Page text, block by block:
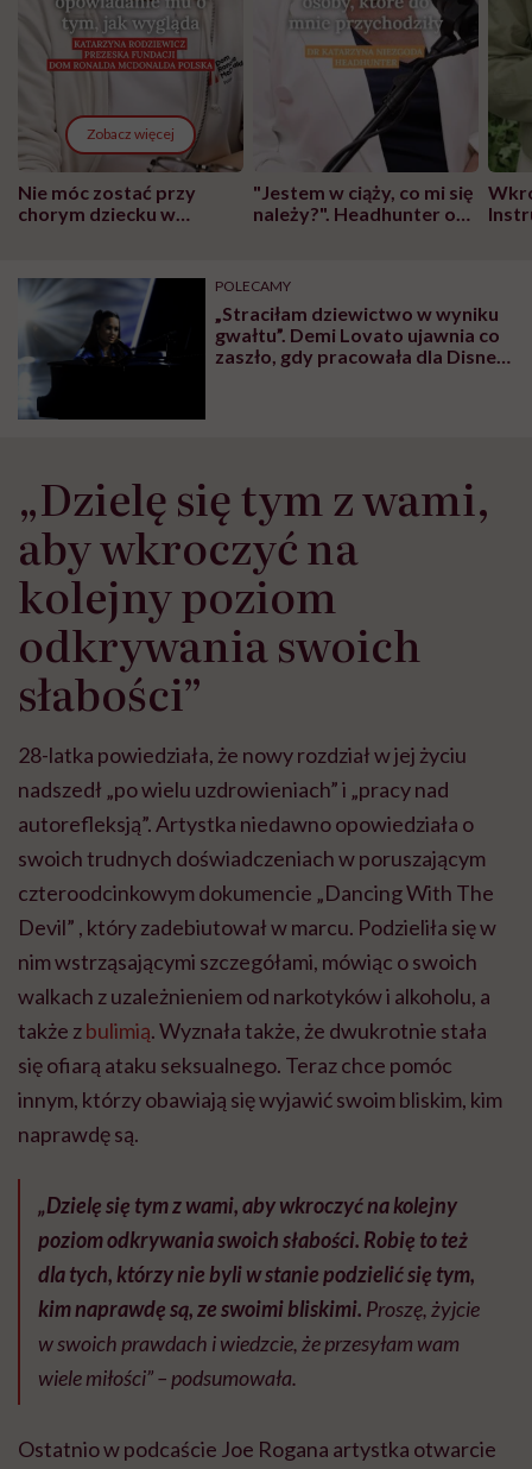
Zobacz więcej
Nie móc zostać przy
chorym dziecku w
może chyba tylko
głupota i brak
wyobraźni"
"Jestem w ciąży, co mi się
należy?". Headhunter o
pracy
POLECAMY
„Straciłam dziewictwo w wyniku
gwałtu”. Demi Lovato ujawnia co
zaszło, gdy pracowała dla Disney
„Dzielę się tym z wami,
aby wkroczyć na
kolejny poziom
odkrywania swoich
słabości”
28-latka powiedziała, że nowy rozdział w jej życiu
nadszedł „po wielu uzdrowieniach” i „pracy nad
autorefleksją”. Artystka niedawno opowiedziała o
swoich trudnych doświadczeniach w poruszającym
czteroodcinkowym dokumencie „Dancing With The
Devil” , który zadebiutował w marcu. Podzieliła się w
nim wstrząsającymi szczegółami, mówiąc o swoich
walkach z uzależnieniem od narkotyków i alkoholu, a
także zbulimią. Wyznała także, że dwukrotnie stała
się ofiarą ataku seksualnego. Teraz chce pomóc
innym, którzy obawiają się wyjawić swoim bliskim, kim
naprawdę są.
„Dzielę się tym z wami, aby wkroczyć na kolejny
poziom odkrywania swoich słabości. Robię to też
dla tych, którzy nie byli w stanie podzielić się tym,
kim naprawdę są, ze swoimi bliskimi. Proszę, żyjcie
w swoich prawdach i wiedzcie, że przesyłam wam
wiele miłości” – podsumowała.
Ostatnio w podcaście Joe Rogana artystka otwarcie